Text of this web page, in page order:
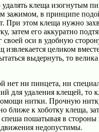
удалять клеща изогнутым
зажимом, в принципе
При этом клеща нужно
затем его аккуратно
своей оси в удобную
извлекается целиком
выдернуть, то велика
нет ни пинцета, ни
для удаления клещей, то
нитки. Прочную
ближе к хоботку клеща,
пошатывая в стороны
движения недопустимы.